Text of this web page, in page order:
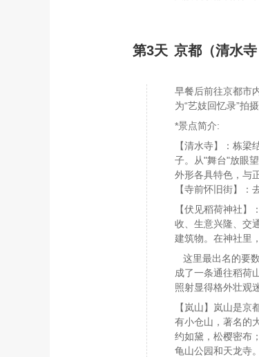
第3天 京都（清水
早餐后前往京都市
为“艺妓回忆录”拍
*景点简介:
【清水寺】：栋
子。从"舞台"放眼
外形各具特色，与
【寺前怀旧街】
【伏见稻荷神社
收、生意兴隆、交
建筑物。在神社里
这里最出名的要
成了一条通往稻荷
照射显得格外壮观
【岚山】岚山是
有小仓山，著名的
约如黛，松樱密布
龟山公园和天龙寺